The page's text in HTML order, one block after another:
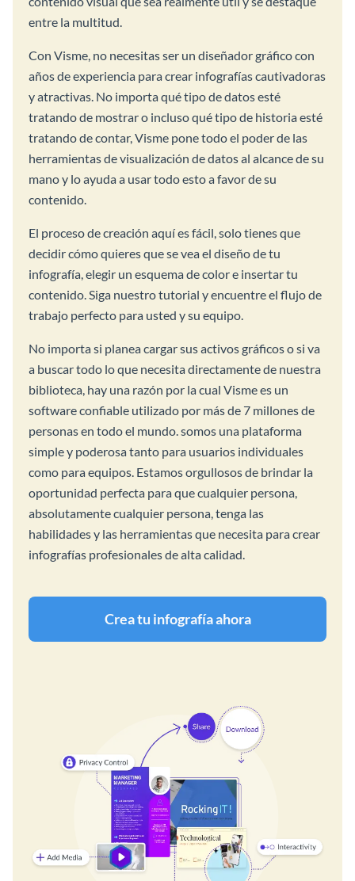
entre la multitud.
Con Visme, no necesitas ser un diseñador gráfico con
años de experiencia para crear infografías cautivadoras
y atractivas. No importa qué tipo de datos esté
tratando de mostrar o incluso qué tipo de historia esté
tratando de contar, Visme pone todo el poder de las
herramientas de visualización de datos al alcance de su
mano y lo ayuda a usar todo esto a favor de su
contenido.
El proceso de creación aquí es fácil, solo tienes que
decidir cómo quieres que se vea el diseño de tu
infografía, elegir un esquema de color e insertar tu
contenido. Siga nuestro tutorial y encuentre el flujo de
trabajo perfecto para usted y su equipo.
No importa si planea cargar sus activos gráficos o si va
a buscar todo lo que necesita directamente de nuestra
biblioteca, hay una razón por la cual Visme es un
software confiable utilizado por más de 7 millones de
personas en todo el mundo. somos una plataforma
simple y poderosa tanto para usuarios individuales
como para equipos. Estamos orgullosos de brindar la
oportunidad perfecta para que cualquier persona,
absolutamente cualquier persona, tenga las
habilidades y las herramientas que necesita para crear
infografías profesionales de alta calidad.
Crea tu infografía ahora